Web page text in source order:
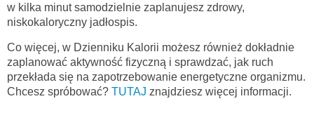
w kilka minut samodzielnie zaplanujesz zdrowy,
niskokaloryczny jadłospis.
Co więcej, w Dzienniku Kalorii możesz również dokładnie
zaplanować aktywność fizyczną i sprawdzać, jak ruch
przekłada się na zapotrzebowanie energetyczne organizmu.
Chcesz spróbować? TUTAJ znajdziesz więcej informacji.